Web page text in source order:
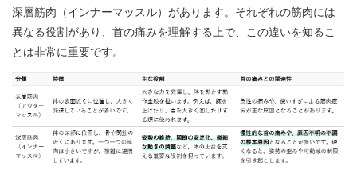
深層筋肉（インナーマッスル）があります。それぞれの筋肉には
異なる役割があり、首の痛みを理解する上で、この違いを知るこ
とは非常に重要です。